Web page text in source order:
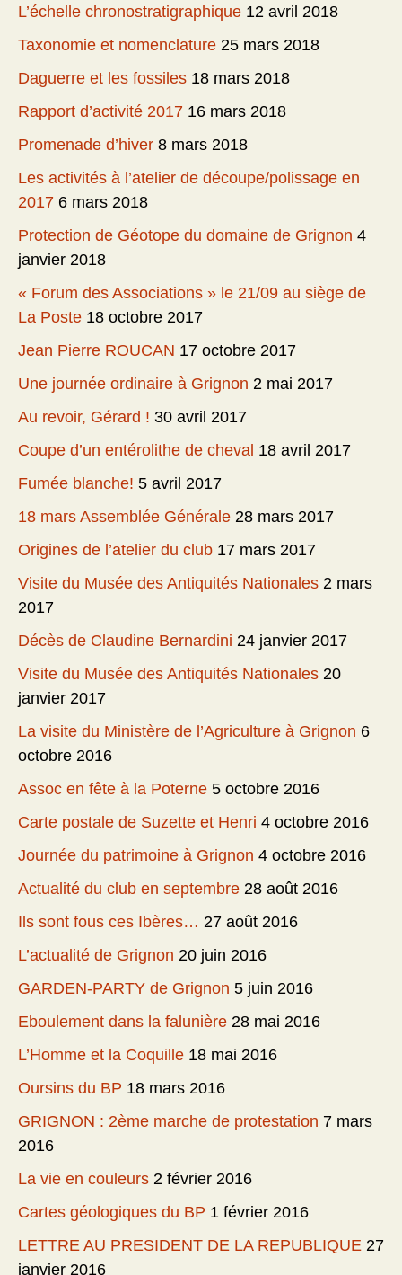
L’échelle chronostratigraphique 12 avril 2018
Taxonomie et nomenclature 25 mars 2018
Daguerre et les fossiles 18 mars 2018
Rapport d’activité 2017 16 mars 2018
Promenade d’hiver 8 mars 2018
Les activités à l’atelier de découpe/polissage en
2017 6 mars 2018
Protection de Géotope du domaine de Grignon 4
janvier 2018
« Forum des Associations » le 21/09 au siège de
La Poste 18 octobre 2017
Jean Pierre ROUCAN 17 octobre 2017
Une journée ordinaire à Grignon 2 mai 2017
Au revoir, Gérard ! 30 avril 2017
Coupe d’un entérolithe de cheval 18 avril 2017
Fumée blanche! 5 avril 2017
18 mars Assemblée Générale 28 mars 2017
Origines de l’atelier du club 17 mars 2017
Visite du Musée des Antiquités Nationales 2 mars
2017
Décès de Claudine Bernardini 24 janvier 2017
Visite du Musée des Antiquités Nationales 20
janvier 2017
La visite du Ministère de l’Agriculture à Grignon 6
octobre 2016
Assoc en fête à la Poterne 5 octobre 2016
Carte postale de Suzette et Henri 4 octobre 2016
Journée du patrimoine à Grignon 4 octobre 2016
Actualité du club en septembre 28 août 2016
Ils sont fous ces Ibères… 27 août 2016
L’actualité de Grignon 20 juin 2016
GARDEN-PARTY de Grignon 5 juin 2016
Eboulement dans la falunière 28 mai 2016
L’Homme et la Coquille 18 mai 2016
Oursins du BP 18 mars 2016
GRIGNON : 2ème marche de protestation 7 mars
2016
La vie en couleurs 2 février 2016
Cartes géologiques du BP 1 février 2016
LETTRE AU PRESIDENT DE LA REPUBLIQUE 27
janvier 2016